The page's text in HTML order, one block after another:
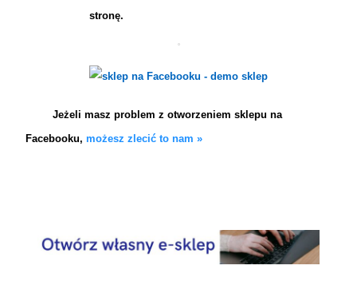
stronę.
Jeżeli masz problem z otworzeniem sklepu na
Facebooku, możesz zlecić to nam »